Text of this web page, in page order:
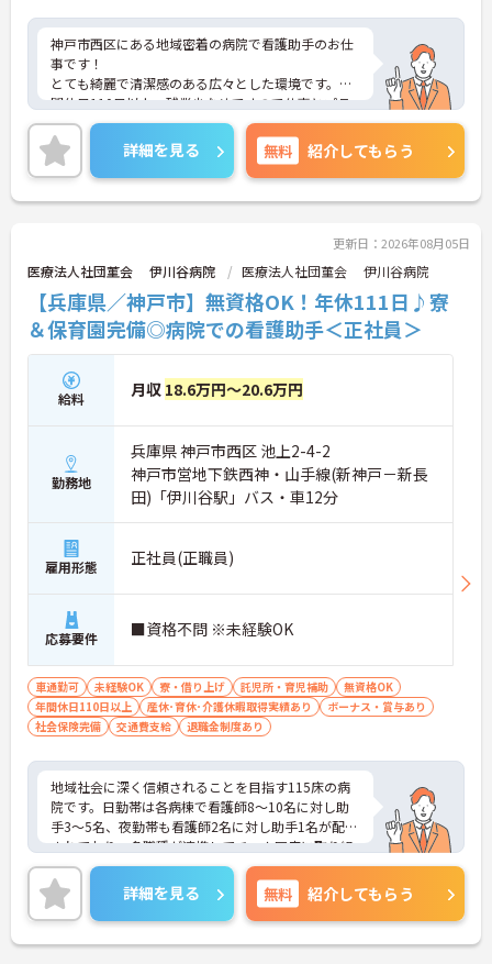
神戸市西区にある地域密着の病院で看護助手のお仕
事です！
とても綺麗で清潔感のある広々とした環境です。年
間休日110日以上、残業少なめですので仕事とプラ
イベートのメリハリをつけてご勤務いただけます◎
また、近隣グループ施設の託児所を利用することが
できるので、お子様のいらっしゃる方も安心♪
ご興味がある方は是非一度マイナビまでお問合せく
ださい！！
詳細を見る 無料 紹介してもらう
更新日：2026年08月05日
医療法人社団菫会 伊川谷病院 医療法人社団菫会 伊川谷病院
【兵庫県／神戸市】無資格OK！年休111日♪寮
＆保育園完備◎病院での看護助手＜正社員＞
給料 月収 18.6万円～20.6万円
勤務地
兵庫県 神戸市西区 池上2-4-2
神戸市営地下鉄西神・山手線(新神戸－新長
田)「伊川谷駅」バス・車12分
雇用形態 正社員(正職員)
応募要件 ■資格不問 ※未経験OK
車通勤可 未経験OK 寮・借り上げ 託児所・育児補助
無資格OK
年間休日110日以上
産休･育休･介護休暇取得実績あり
ボーナス・賞与あり
社会保険完備
交通費支給 退職金制度あり
地域社会に深く信頼されることを目指す115床の病
院です。日勤帯は各病棟で看護師8～10名に対し助
手3～5名、夜勤帯も看護師2名に対し助手1名が配置
されており、多職種が連携してチーム医療に取り組
める体制が整っています。賞与は過去実績で3.35ヵ
月分の支給があり、介護福祉士取得時には別途資格
手当や扶養手当も充実しているため、収入面での安
心感が期待できます。また、院内保育園や独身者向
けの職員寮補助に加えて、年間休日111日の確保や
詳細を見る 無料 紹介してもらう